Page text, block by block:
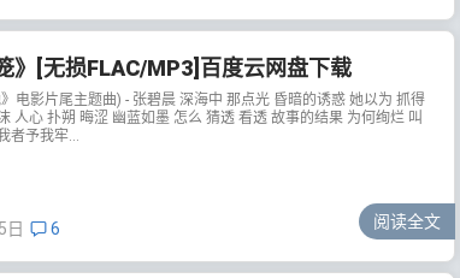
》[无损FLAC/MP3]百度云网盘下载
电影片尾主题曲) - 张碧晨 深海中 那点光 昏暗的诱惑 她以为 抓得
人心 扑朔 晦涩 幽蓝如墨 怎么 猜透 看透 故事的结果 为何绚烂 叫
者予我牢...
日 6 阅读全文